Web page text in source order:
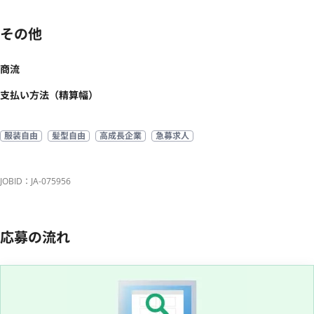
その他
商流
支払い方法（精算幅）
服装自由 髪型自由 高成長企業 急募求人
JOBID：JA-075956
応募の流れ